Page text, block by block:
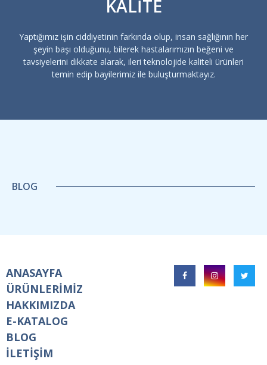
KALİTE
Yaptığımız işin ciddiyetinin farkında olup, insan sağlığının her
şeyin başı olduğunu, bilerek hastalarımızın beğeni ve
tavsiyelerini dikkate alarak, ileri teknolojide kaliteli ürünleri
temin edip bayilerimiz ile buluşturmaktayız.
BLOG
ANASAYFA
ÜRÜNLERİMİZ
HAKKIMIZDA
E-KATALOG
BLOG
İLETİŞİM